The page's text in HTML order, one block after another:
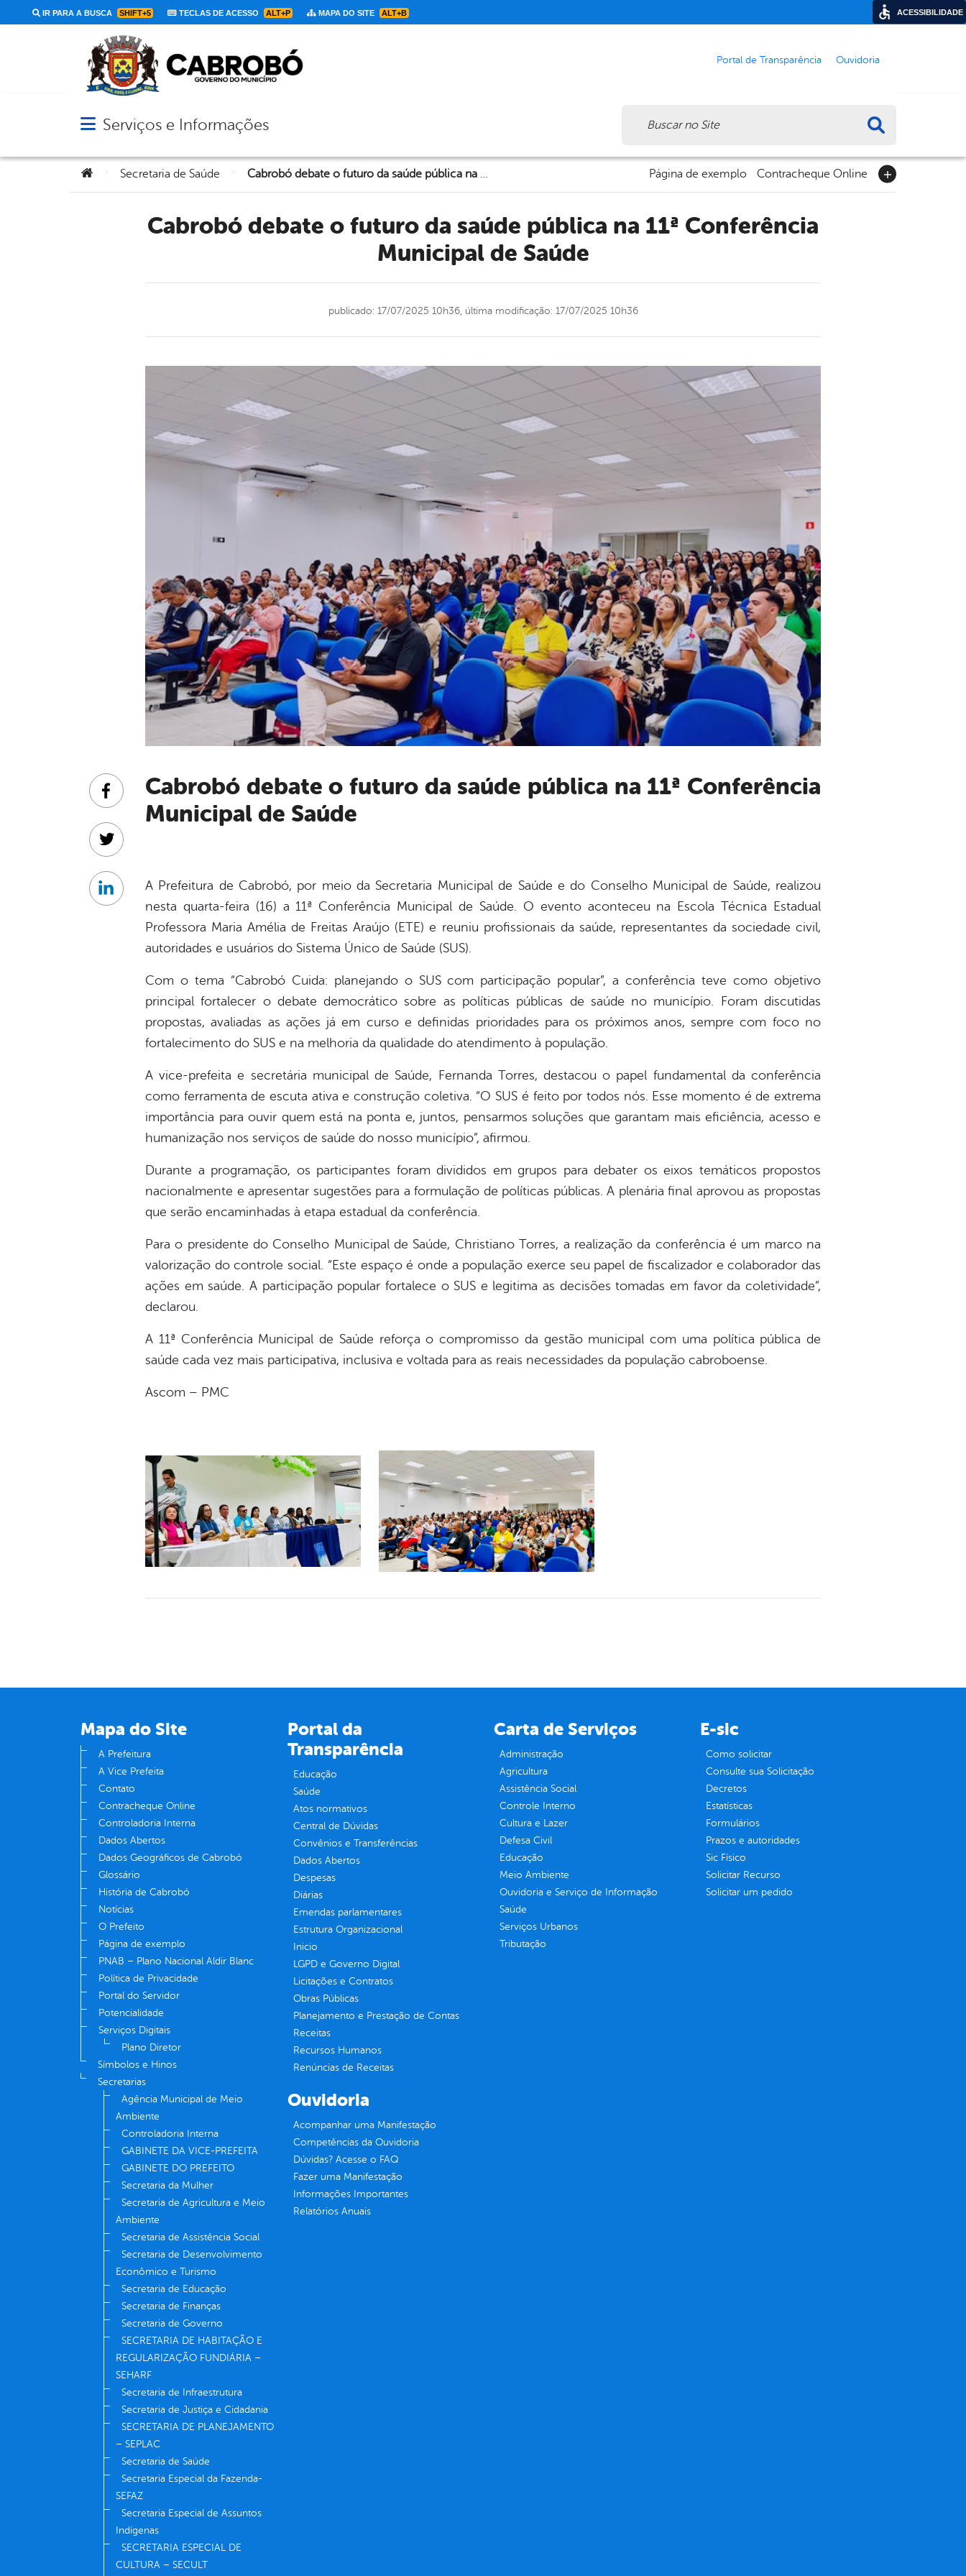
IR PARA A BUSCA SHIFT+5 TECLAS DE ACESSO ALT+P MAPA DO SITE ALT+B
Portal de Transparência Ouvidoria
Abrir menu principal de navegação
Serviços e Informações
Você está aqui:Secretaria de Saúde Cabrobó debate o futuro da saúde pública na 11ª Conferência Municipal de Saúde Página de exemplo Contracheque Online
Cabrobó debate o futuro da saúde pública na 11ª Conferência
Municipal de Saúde
publicado: 17/07/2025 10h36, última modificação: 17/07/2025 10h36
Cabrobó debate o futuro da saúde pública na 11ª Conferência
Municipal de Saúde
A Prefeitura de Cabrobó, por meio da Secretaria Municipal de Saúde e do Conselho Municipal de Saúde, realizou
nesta quarta-feira (16) a 11ª Conferência Municipal de Saúde. O evento aconteceu na Escola Técnica Estadual
Professora Maria Amélia de Freitas Araújo (ETE) e reuniu profissionais da saúde, representantes da sociedade civil,
autoridades e usuários do Sistema Único de Saúde (SUS).
Com o tema “Cabrobó Cuida: planejando o SUS com participação popular”, a conferência teve como objetivo
principal fortalecer o debate democrático sobre as políticas públicas de saúde no município. Foram discutidas
propostas, avaliadas as ações já em curso e definidas prioridades para os próximos anos, sempre com foco no
fortalecimento do SUS e na melhoria da qualidade do atendimento à população.
A vice-prefeita e secretária municipal de Saúde, Fernanda Torres, destacou o papel fundamental da conferência
como ferramenta de escuta ativa e construção coletiva. “O SUS é feito por todos nós. Esse momento é de extrema
importância para ouvir quem está na ponta e, juntos, pensarmos soluções que garantam mais eficiência, acesso e
humanização nos serviços de saúde do nosso município”, afirmou.
Durante a programação, os participantes foram divididos em grupos para debater os eixos temáticos propostos
nacionalmente e apresentar sugestões para a formulação de políticas públicas. A plenária final aprovou as propostas
que serão encaminhadas à etapa estadual da conferência.
Para o presidente do Conselho Municipal de Saúde, Christiano Torres, a realização da conferência é um marco na
valorização do controle social. “Este espaço é onde a população exerce seu papel de fiscalizador e colaborador das
ações em saúde. A participação popular fortalece o SUS e legitima as decisões tomadas em favor da coletividade”,
declarou.
A 11ª Conferência Municipal de Saúde reforça o compromisso da gestão municipal com uma política pública de
saúde cada vez mais participativa, inclusiva e voltada para as reais necessidades da população cabroboense.
Ascom – PMC
Facebook
Twitter
Linkedin
Mapa do Site
A Prefeitura
A Vice Prefeita
Contato
Contracheque Online
Controladoria Interna
Dados Abertos
Dados Geográficos de Cabrobó
Glossário
História de Cabrobó
Notícias
O Prefeito
Página de exemplo
PNAB – Plano Nacional Aldir Blanc
Política de Privacidade
Portal do Servidor
Potencialidade
Serviços Digitais
Plano Diretor
Símbolos e Hinos
Secretarias
Agência Municipal de Meio
Ambiente
Controladoria Interna
GABINETE DA VICE-PREFEITA
GABINETE DO PREFEITO
Secretaria da Mulher
Secretaria de Agricultura e Meio
Ambiente
Secretaria de Assistência Social
Secretaria de Desenvolvimento
Econômico e Turismo
Secretaria de Educação
Secretaria de Finanças
Secretaria de Governo
SECRETARIA DE HABITAÇÃO E
REGULARIZAÇÃO FUNDIÁRIA –
SEHARF
Secretaria de Infraestrutura
Secretaria de Justiça e Cidadania
SECRETARIA DE PLANEJAMENTO
– SEPLAC
Secretaria de Saúde
Secretaria Especial da Fazenda-
SEFAZ
Secretaria Especial de Assuntos
Indígenas
SECRETARIA ESPECIAL DE
CULTURA – SECULT
Portal da
Transparência
Educação
Saúde
Atos normativos
Central de Dúvidas
Convênios e Transferências
Dados Abertos
Despesas
Diárias
Emendas parlamentares
Estrutura Organizacional
Inicio
LGPD e Governo Digital
Licitações e Contratos
Obras Públicas
Planejamento e Prestação de Contas
Receitas
Recursos Humanos
Renúncias de Receitas
Carta de Serviços
Administração
Agricultura
Assistência Social
Controle Interno
Cultura e Lazer
Defesa Civil
Educação
Meio Ambiente
Ouvidoria e Serviço de Informação
Saúde
Serviços Urbanos
Tributação
E-sic
Como solicitar
Consulte sua Solicitação
Decretos
Estatísticas
Formulários
Prazos e autoridades
Sic Físico
Solicitar Recurso
Solicitar um pedido
Ouvidoria
Acompanhar uma Manifestação
Competências da Ouvidoria
Dúvidas? Acesse o FAQ
Fazer uma Manifestação
Informações Importantes
Relatórios Anuais
ACESSIBILIDADE